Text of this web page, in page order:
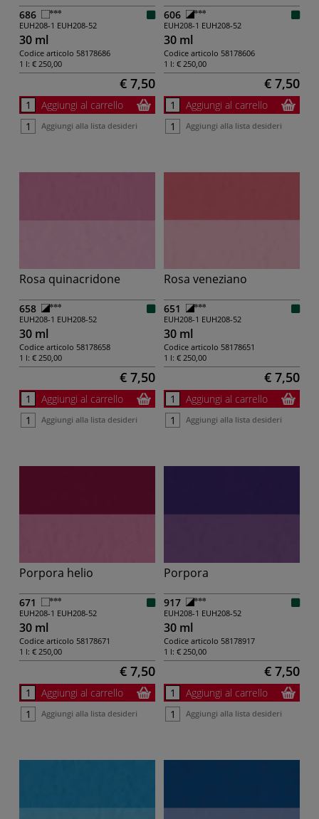
686
EUH208-1 EUH208-52
30 ml
Codice articolo 58178686
1 l: € 250,00
€ 7,50
Aggiungi al carrello
Aggiungi alla lista desideri
606
EUH208-1 EUH208-52
30 ml
Codice articolo 58178606
1 l: € 250,00
€ 7,50
Aggiungi al carrello
Aggiungi alla lista desideri
Rosa quinacridone
658
EUH208-1 EUH208-52
30 ml
Codice articolo 58178658
1 l: € 250,00
€ 7,50
Aggiungi al carrello
Aggiungi alla lista desideri
Rosa veneziano
651
EUH208-1 EUH208-52
30 ml
Codice articolo 58178651
1 l: € 250,00
€ 7,50
Aggiungi al carrello
Aggiungi alla lista desideri
Porpora helio
671
EUH208-1 EUH208-52
30 ml
Codice articolo 58178671
1 l: € 250,00
€ 7,50
Aggiungi al carrello
Aggiungi alla lista desideri
Porpora
917
EUH208-1 EUH208-52
30 ml
Codice articolo 58178917
1 l: € 250,00
€ 7,50
Aggiungi al carrello
Aggiungi alla lista desideri